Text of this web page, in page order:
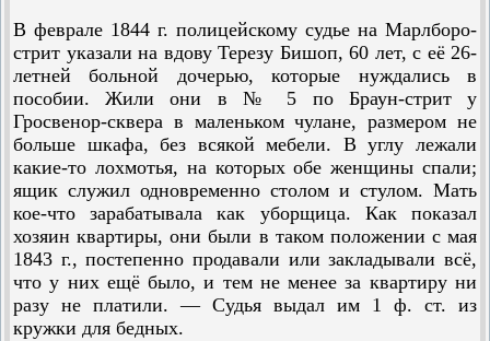
В феврале 1844 г. полицейскому судье на Марлборо-
стрит указали на вдову Терезу Бишоп, 60 лет, с её 26-
летней больной дочерью, которые нуждались в
пособии. Жили они в № 5 по Браун-стрит у
Гросвенор-сквера в маленьком чулане, размером не
больше шкафа, без всякой мебели. В углу лежали
какие-то лохмотья, на которых обе женщины спали;
ящик служил одновременно столом и стулом. Мать
кое-что зарабатывала как уборщица. Как показал
хозяин квартиры, они были в таком положении с мая
1843 г., постепенно продавали или закладывали всё,
что у них ещё было, и тем не менее за квартиру ни
разу не платили. — Судья выдал им 1 ф. ст. из
кружки для бедных.